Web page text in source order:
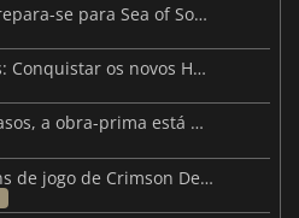
Hollow Knight: Silksong prepara-se para Sea of Sorrow com um patch
A Invasão dos Illuminados: Conquistar os novos Helldivers 2 Atualização!
GTA VI: Para além dos atrasos, a obra-prima está quase a chegar
Pearl Abyss revela imagens de jogo de Crimson Desert para a PS5